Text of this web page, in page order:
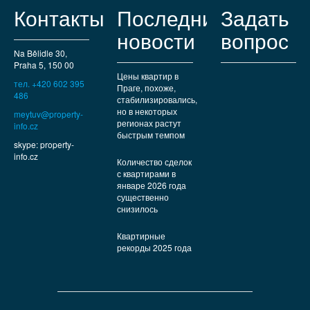
Контакты
Na Bělidle 30,
Praha 5, 150 00
тел. +420 602 395
486
meytuv@property-
info.cz
skype: property-
info.cz
Последние
новости
Цены квартир в
Праге, похоже,
стабилизировались,
но в некоторых
регионах растут
быстрым темпом
Количество сделок
с квартирами в
январе 2026 года
существенно
снизилось
Квартирные
рекорды 2025 года
Задать
вопрос